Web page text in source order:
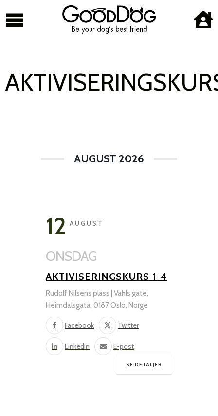
AUGUST 2026
12 AUGUST
ONSDAG
AKTIVISERINGSKURS 1-4
Rudolf Nilsens plass | Vahls gate,
Heimdalsgata, 0187 Oslo, Norge
Facebook Twitter
LinkedIn E-post
SE DETALJER